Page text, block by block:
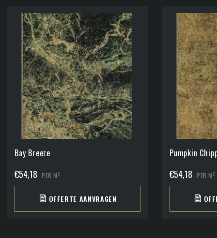
Bay Breeze
€54,18 PER M2
OFFERTE AANVRAGEN
Pumpkin
€54,18 PER M2